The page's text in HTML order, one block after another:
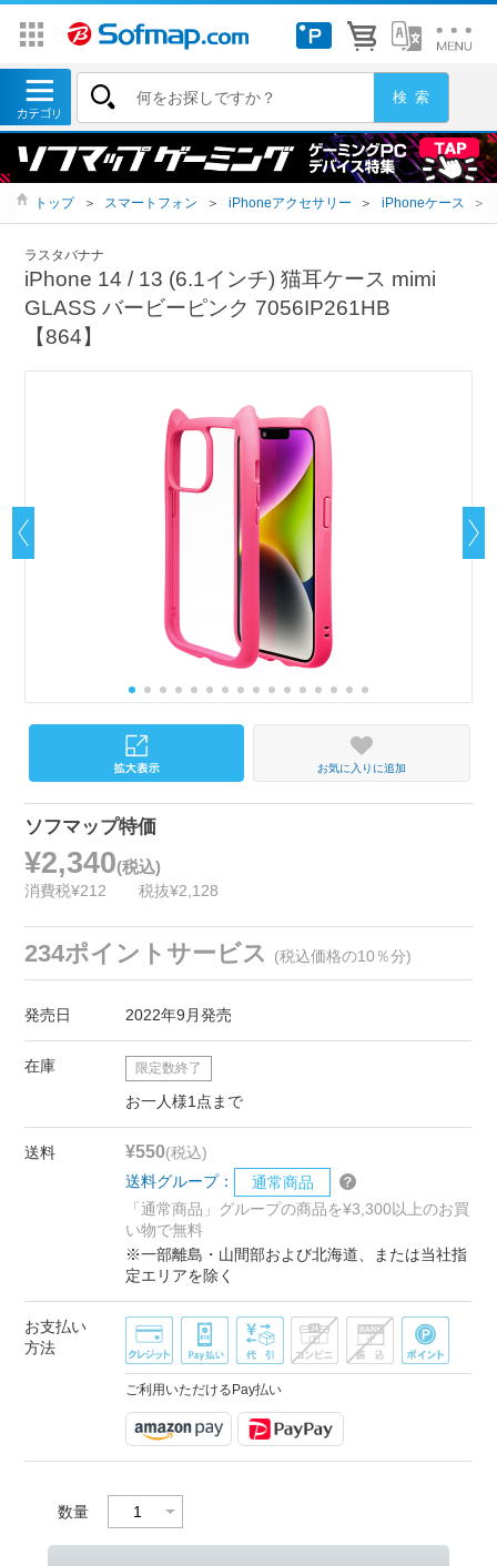
トップ ＞ スマートフォン ＞ iPhoneアクセサリー ＞ iPhoneケース ＞
ラスタバナナ
iPhone 14 / 13 (6.1インチ) 猫耳ケース mimi
GLASS バービーピンク 7056IP261HB
【864】
お気に入りに追加
ソフマップ特価
¥2,340(税込)
消費税¥212 税抜¥2,128
234ポイントサービス (税込価格の10％分)
発売日 2022年9月発売
在庫 限定数終了
お一人様1点まで
送料 ¥550(税込)
送料グループ：
通常商品
「通常商品」グループの商品を¥3,300以上のお買
い物で無料
※一部離島・山間部および北海道、または当社指
定エリアを除く
お支払い
方法
ご利用いただけるPay払い
数量